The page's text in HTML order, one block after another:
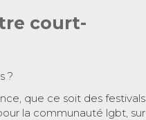
court-
?
que ce soit des festivals
la communauté lgbt, sur